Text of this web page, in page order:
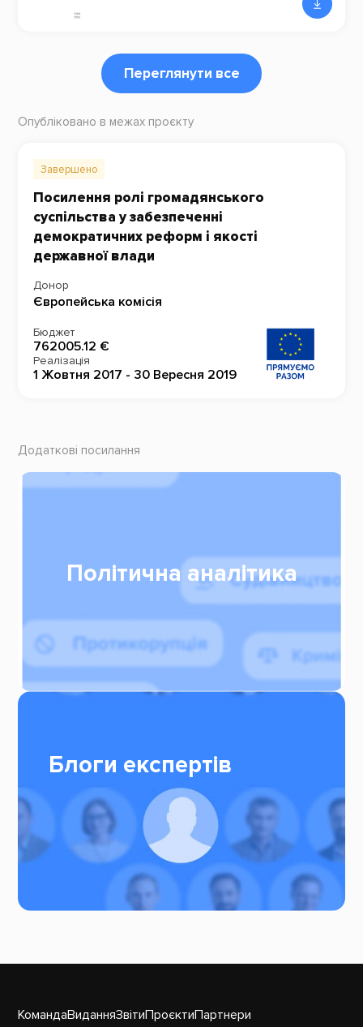
Переглянути все
Опубліковано в межах проєкту
Завершено
Посилення ролі громадянського
суспільства у забезпеченні
демократичних реформ і якості
державної влади
Донор
Європейська комісія
Бюджет
762005.12 €
Реалізація
1 Жовтня 2017 - 30 Вересня 2019
Додаткові посилання
Політична аналітика
Блоги експертів
КомандаВиданняЗвітиПроєктиПартнери